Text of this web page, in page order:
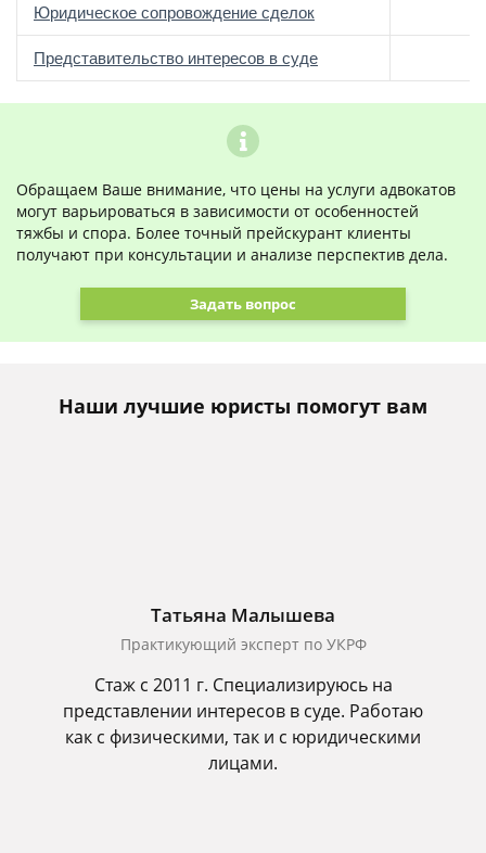
Юридическое сопровождение сделок
Представительство интересов в суде
Обращаем Ваше внимание, что цены на услуги адвокатов
могут варьироваться в зависимости от особенностей
тяжбы и спора. Более точный прейскурант клиенты
получают при консультации и анализе перспектив дела.
Задать вопрос
Наши лучшие юристы помогут вам
Татьяна Малышева
Практикующий эксперт по УКРФ
Стаж с 2011 г. Специализируюсь на
представлении интересов в суде. Работаю
как с физическими, так и с юридическими
лицами.